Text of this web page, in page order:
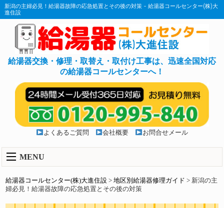
新潟の主婦必見！給湯器故障の応急処置とその後の対策 - 給湯器コールセンター(株)大
進住設
給湯器交換・修理・取替え・取付け工事は、迅速全国対応
の給湯器コールセンターへ！
よくあるご質問 会社概要 お問合せメール
MENU
給湯器コールセンター(株)大進住設 >地区別給湯器修理ガイド > 新潟の主
婦必見！給湯器故障の応急処置とその後の対策